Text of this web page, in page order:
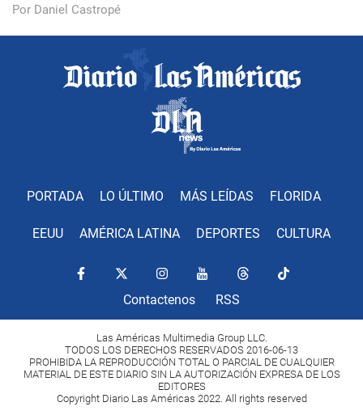
Por Daniel Castropé
PORTADA LO ÚLTIMO MÁS LEÍDAS FLORIDA
EEUU AMÉRICA LATINA DEPORTES CULTURA
Contactenos RSS
Las Américas Multimedia Group LLC.
TODOS LOS DERECHOS RESERVADOS 2016-06-13
PROHIBIDA LA REPRODUCCIÓN TOTAL O PARCIAL DE CUALQUIER
MATERIAL DE ESTE DIARIO SIN LA AUTORIZACIÓN EXPRESA DE LOS
EDITORES
Copyright Diario Las Américas 2022. All rights reserved